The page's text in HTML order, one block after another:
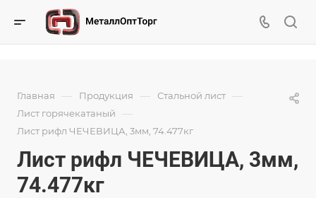
Главная — Продукция — Стальной лист —
Лист горячекатаный —
Лист рифл ЧЕЧЕВИЦА, 3мм, 74.477кг
Лист рифл ЧЕЧЕВИЦА, 3мм,
74.477кг